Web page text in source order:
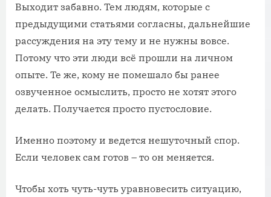
Выходит забавно. Тем людям, которые с
предыдущими статьями согласны, дальнейшие
рассуждения на эту тему и не нужны вовсе.
Потому что эти люди всё прошли на личном
опыте. Те же, кому не помешало бы ранее
озвученное осмыслить, просто не хотят этого
делать. Получается просто пустословие.
Именно поэтому и ведется нешуточный спор.
Если человек сам готов – то он меняется.
Чтобы хоть чуть-чуть уравновесить ситуацию,